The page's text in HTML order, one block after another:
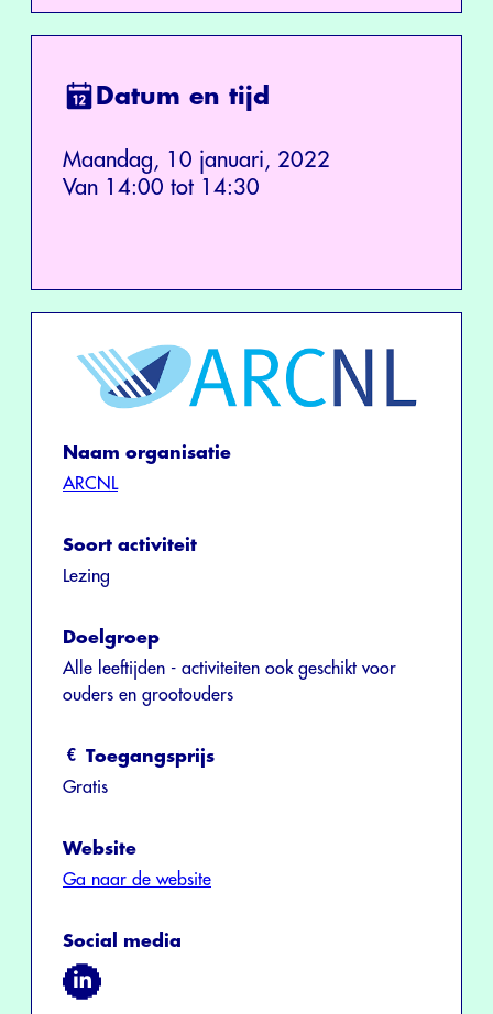
Datum en tijd
Maandag, 10 januari, 2022
Van 14:00 tot 14:30
Naam organisatie
ARCNL
Soort activiteit
Lezing
Doelgroep
Alle leeftijden - activiteiten ook geschikt voor
ouders en grootouders
Toegangsprijs
Gratis
Website
Ga naar de website
Social media